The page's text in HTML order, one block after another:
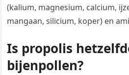
(kalium, magnesium, calcium,
mangaan, silicium, koper) en
Is propolis
bijenpollen?